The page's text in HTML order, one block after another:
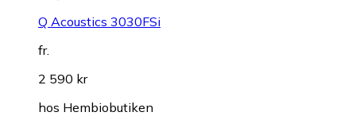
Q Acoustics 3030FSi
fr.
2 590 kr
hos Hembiobutiken